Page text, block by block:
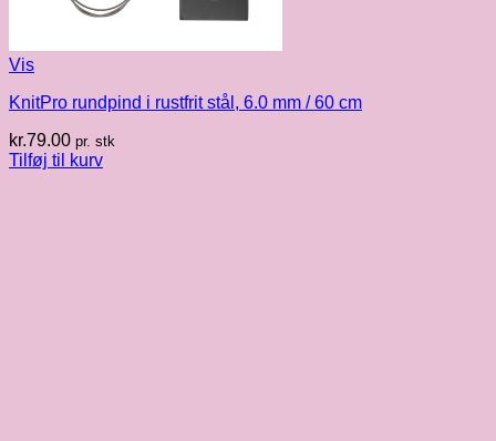
Vis
KnitPro rundpind i rustfrit stål, 6.0 mm / 60 cm
kr.79.00 pr. stk
Tilføj til kurv